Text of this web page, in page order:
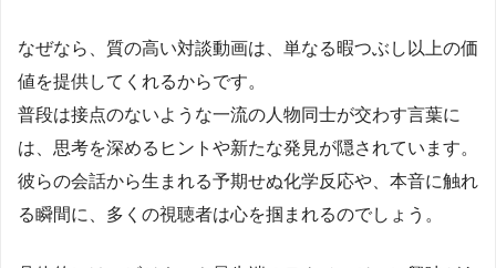
なぜなら、質の高い対談動画は、単なる暇つぶし以上の価
値を提供してくれるからです。
普段は接点のないような一流の人物同士が交わす言葉に
は、思考を深めるヒントや新たな発見が隠されています。
彼らの会話から生まれる予期せぬ化学反応や、本音に触れ
る瞬間に、多くの視聴者は心を掴まれるのでしょう。